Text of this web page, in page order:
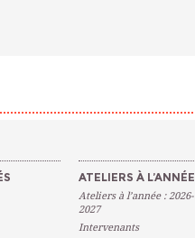
ATELIERS À L’ANNÉE
Ateliers à l’année : 2026-
2027
Intervenants